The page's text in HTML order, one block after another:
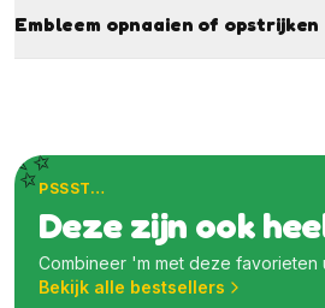
Embleem opnaaien of opstrijken
PSSST…
Deze zijn ook
Combineer 'm met deze favorieten
Bekijk alle bestsellers